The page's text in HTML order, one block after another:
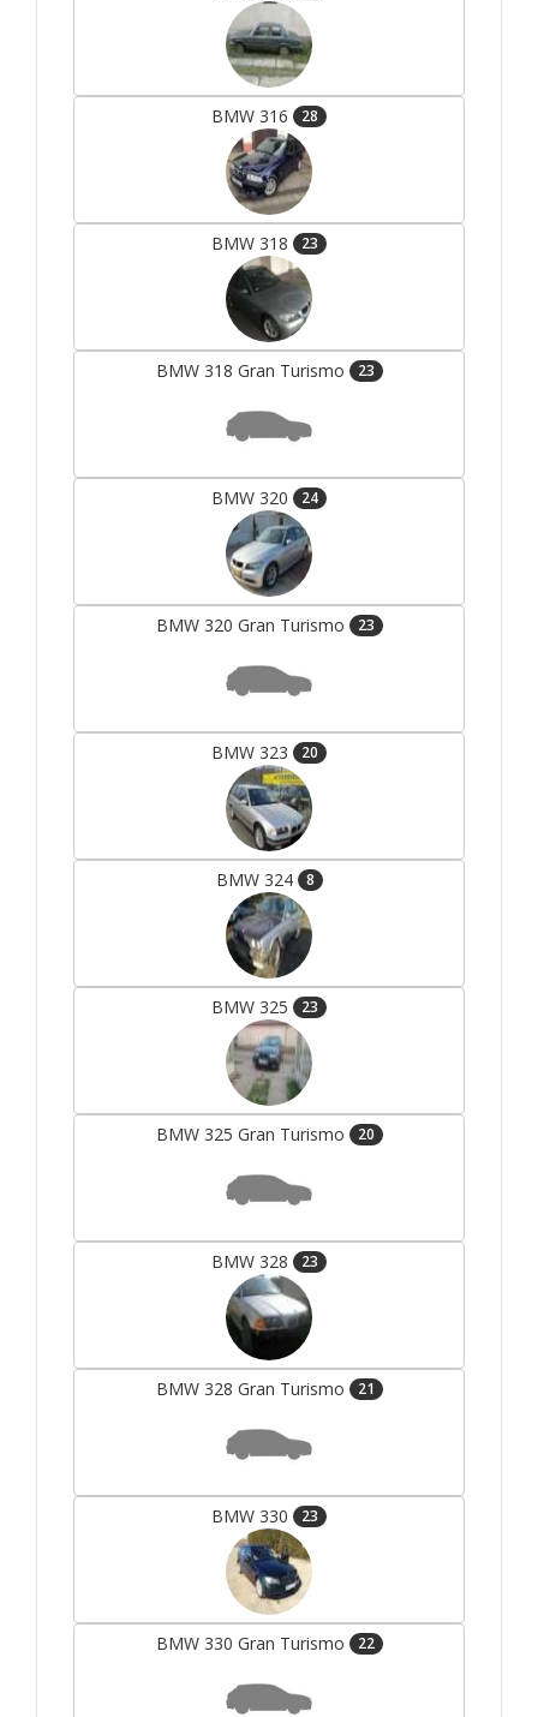
BMW 316 28
BMW 318 23
BMW 318 Gran Turismo 23
BMW 320 24
BMW 320 Gran Turismo 23
BMW 323 20
BMW 324 8
BMW 325 23
BMW 325 Gran Turismo 20
BMW 328 23
BMW 328 Gran Turismo 21
BMW 330 23
BMW 330 Gran Turismo 22